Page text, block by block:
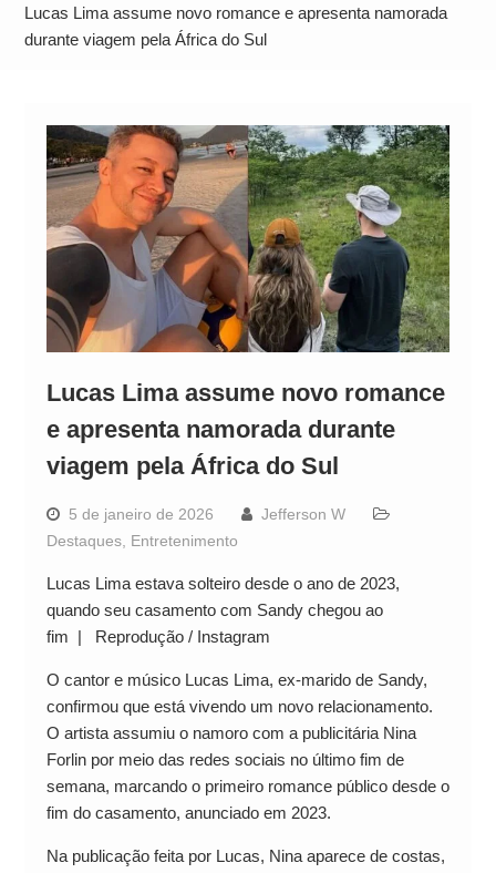
Operação Ágio: Ação policial na Bahia prende 14
suspeitos e mira rede ligada a ‘Zói de Gato’, do
Lucas Lima assume novo romance e apresenta namorada
durante viagem pela África do Sul
Lucas Lima assume novo romance
e apresenta namorada durante
viagem pela África do Sul
5 de janeiro de 2026
Jefferson W
Destaques, Entretenimento
Lucas Lima estava solteiro desde o ano de 2023,
quando seu casamento com Sandy chegou ao
fim | Reprodução / Instagram
O cantor e músico Lucas Lima, ex-marido de Sandy,
confirmou que está vivendo um novo relacionamento.
O artista assumiu o namoro com a publicitária Nina
Forlin por meio das redes sociais no último fim de
semana, marcando o primeiro romance público desde o
fim do casamento, anunciado em 2023.
Na publicação feita por Lucas, Nina aparece de costas,